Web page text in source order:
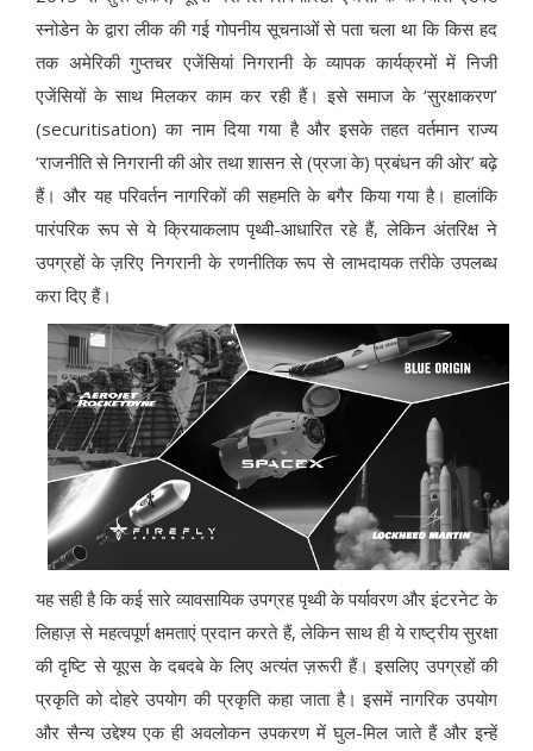
स्नोडेन के द्वारा लीक की गई गोपनीय सूचनाओं से पता चला था कि किस हद
तक अमेरिकी गुप्तचर एजेंसियां निगरानी के व्यापक कार्यक्रमों में निजी
एजेंसियों के साथ मिलकर काम कर रही हैं। इसे समाज के ‘सुरक्षाकरण’
(securitisation) का नाम दिया गया है और इसके तहत वर्तमान राज्य
‘राजनीति से निगरानी की ओर तथा शासन से (प्रजा के) प्रबंधन की ओर’ बढ़े
हैं। और यह परिवर्तन नागरिकों की सहमति के बगैर किया गया है। हालांकि
पारंपरिक रूप से ये क्रियाकलाप पृथ्वी-आधारित रहे हैं, लेकिन अंतरिक्ष ने
उपग्रहों के ज़रिए निगरानी के रणनीतिक रूप से लाभदायक तरीके उपलब्ध
करा दिए हैं।
यह सही है कि कई सारे व्यावसायिक उपग्रह पृथ्वी के पर्यावरण और इंटरनेट के
लिहाज़ से महत्वपूर्ण क्षमताएं प्रदान करते हैं, लेकिन साथ ही ये राष्ट्रीय सुरक्षा
की दृष्टि से यूएस के दबदबे के लिए अत्यंत ज़रूरी हैं। इसलिए उपग्रहों की
प्रकृति को दोहरे उपयोग की प्रकृति कहा जाता है। इसमें नागरिक उपयोग
और सैन्य उद्देश्य एक ही अवलोकन उपकरण में घुल-मिल जाते हैं और इन्हें